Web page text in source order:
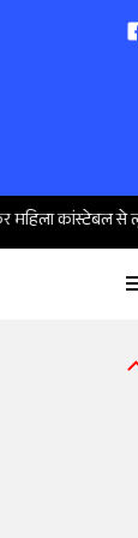
कांस्टेबल से लूट